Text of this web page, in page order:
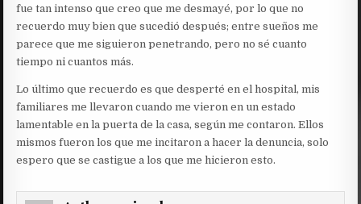
fue tan intenso que creo que me desmayé, por lo que no
recuerdo muy bien que sucedió después; entre sueños me
parece que me siguieron penetrando, pero no sé cuanto
tiempo ni cuantos más.
Lo último que recuerdo es que desperté en el hospital, mis
familiares me llevaron cuando me vieron en un estado
lamentable en la puerta de la casa, según me contaron. Ellos
mismos fueron los que me incitaron a hacer la denuncia, solo
espero que se castigue a los que me hicieron esto.